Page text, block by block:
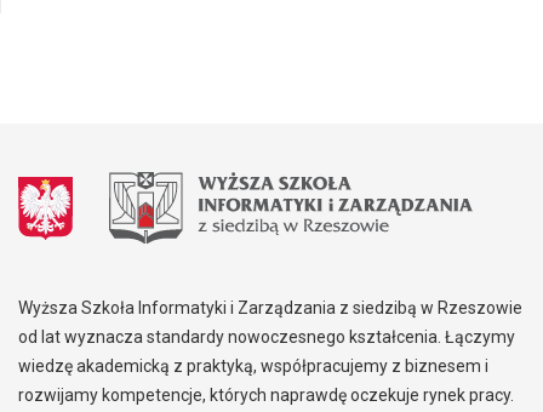
Wyższa Szkoła Informatyki i Zarządzania z siedzibą w Rzeszowie
od lat wyznacza standardy nowoczesnego kształcenia. Łączymy
wiedzę akademicką z praktyką, współpracujemy z biznesem i
rozwijamy kompetencje, których naprawdę oczekuje rynek pracy.